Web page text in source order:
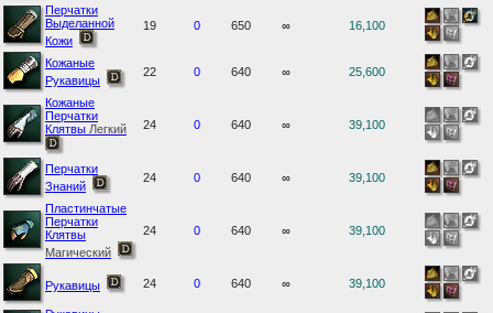
Перчатки
Выделанной
Кожи
19 0 650 ∞ 16,100
Кожаные
Рукавицы
22 0 640 ∞ 25,600
Кожаные
Перчатки
Клятвы Легкий 24 0 640 ∞ 39,100
Перчатки
Знаний
24 0 640 ∞ 39,100
Пластинчатые
Перчатки
Клятвы
Магический
24 0 640 ∞ 39,100
Рукавицы 24 0 640 ∞ 39,100